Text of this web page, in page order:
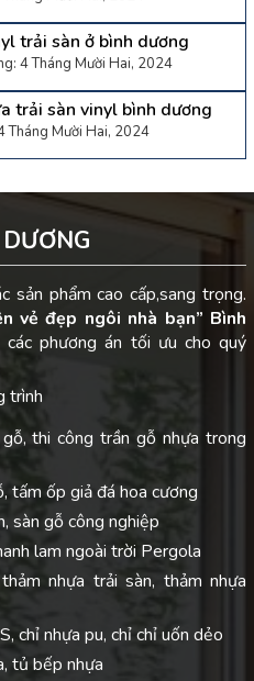
trải sàn ở bình dương
4 Tháng Mười Hai, 2024
trải sàn vinyl bình dương
Tháng Mười Hai, 2024
sản phẩm cao cấp,sang trọng.
vẻ đẹp ngôi nhà bạn” Bình
phương án tối ưu cho quý
trình
thi công trần gỗ nhựa trong
tấm ốp giả đá hoa cương
sàn gỗ công nghiệp
lam ngoài trời Pergola
nhựa trải sàn, thảm nhựa
chỉ nhựa pu, chỉ chỉ uốn dẻo
tủ bếp nhựa